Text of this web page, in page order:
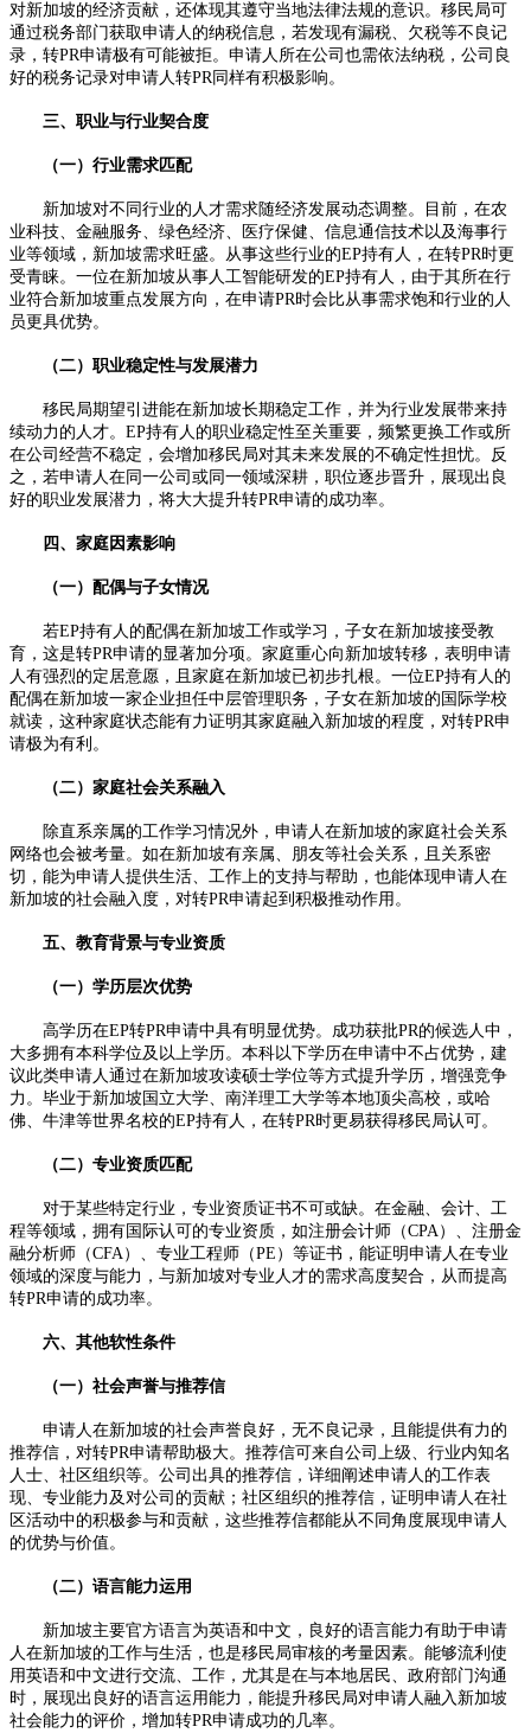
对新加坡的经济贡献，还体现其遵守当地法律法规的意识。移民局可
通过税务部门获取申请人的纳税信息，若发现有漏税、欠税等不良记
录，转PR申请极有可能被拒。申请人所在公司也需依法纳税，公司良
好的税务记录对申请人转PR同样有积极影响。​
三、职业与行业契合度​
（一）行业需求匹配​
新加坡对不同行业的人才需求随经济发展动态调整。目前，在农
业科技、金融服务、绿色经济、医疗保健、信息通信技术以及海事行
业等领域，新加坡需求旺盛。从事这些行业的EP持有人，在转PR时更
受青睐。一位在新加坡从事人工智能研发的EP持有人，由于其所在行
业符合新加坡重点发展方向，在申请PR时会比从事需求饱和行业的人
员更具优势。​
（二）职业稳定性与发展潜力​
移民局期望引进能在新加坡长期稳定工作，并为行业发展带来持
续动力的人才。EP持有人的职业稳定性至关重要，频繁更换工作或所
在公司经营不稳定，会增加移民局对其未来发展的不确定性担忧。反
之，若申请人在同一公司或同一领域深耕，职位逐步晋升，展现出良
好的职业发展潜力，将大大提升转PR申请的成功率。​
四、家庭因素影响​
（一）配偶与子女情况​
若EP持有人的配偶在新加坡工作或学习，子女在新加坡接受教
育，这是转PR申请的显著加分项。家庭重心向新加坡转移，表明申请
人有强烈的定居意愿，且家庭在新加坡已初步扎根。一位EP持有人的
配偶在新加坡一家企业担任中层管理职务，子女在新加坡的国际学校
就读，这种家庭状态能有力证明其家庭融入新加坡的程度，对转PR申
请极为有利。​
（二）家庭社会关系融入​
除直系亲属的工作学习情况外，申请人在新加坡的家庭社会关系
网络也会被考量。如在新加坡有亲属、朋友等社会关系，且关系密
切，能为申请人提供生活、工作上的支持与帮助，也能体现申请人在
新加坡的社会融入度，对转PR申请起到积极推动作用。​
五、教育背景与专业资质​
（一）学历层次优势​
高学历在EP转PR申请中具有明显优势。成功获批PR的候选人中，
大多拥有本科学位及以上学历。本科以下学历在申请中不占优势，建
议此类申请人通过在新加坡攻读硕士学位等方式提升学历，增强竞争
力。毕业于新加坡国立大学、南洋理工大学等本地顶尖高校，或哈
佛、牛津等世界名校的EP持有人，在转PR时更易获得移民局认可。​
（二）专业资质匹配​
对于某些特定行业，专业资质证书不可或缺。在金融、会计、工
程等领域，拥有国际认可的专业资质，如注册会计师（CPA）、注册金
融分析师（CFA）、专业工程师（PE）等证书，能证明申请人在专业
领域的深度与能力，与新加坡对专业人才的需求高度契合，从而提高
转PR申请的成功率。​
六、其他软性条件​
（一）社会声誉与推荐信​
申请人在新加坡的社会声誉良好，无不良记录，且能提供有力的
推荐信，对转PR申请帮助极大。推荐信可来自公司上级、行业内知名
人士、社区组织等。公司出具的推荐信，详细阐述申请人的工作表
现、专业能力及对公司的贡献；社区组织的推荐信，证明申请人在社
区活动中的积极参与和贡献，这些推荐信都能从不同角度展现申请人
的优势与价值。​
（二）语言能力运用​
新加坡主要官方语言为英语和中文，良好的语言能力有助于申请
人在新加坡的工作与生活，也是移民局审核的考量因素。能够流利使
用英语和中文进行交流、工作，尤其是在与本地居民、政府部门沟通
时，展现出良好的语言运用能力，能提升移民局对申请人融入新加坡
社会能力的评价，增加转PR申请成功的几率。​